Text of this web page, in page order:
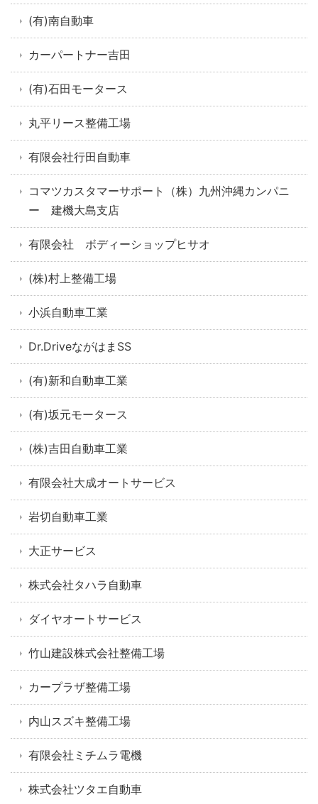
(有)南自動車
カーパートナー吉田
(有)石田モータース
丸平リース整備工場
有限会社行田自動車
コマツカスタマーサポート（株）九州沖縄カンパニ
ー 建機大島支店
有限会社 ボディーショップヒサオ
(株)村上整備工場
小浜自動車工業
Dr.DriveながはまSS
(有)新和自動車工業
(有)坂元モータース
(株)吉田自動車工業
有限会社大成オートサービス
岩切自動車工業
大正サービス
株式会社タハラ自動車
ダイヤオートサービス
竹山建設株式会社整備工場
カープラザ整備工場
内山スズキ整備工場
有限会社ミチムラ電機
株式会社ツタエ自動車